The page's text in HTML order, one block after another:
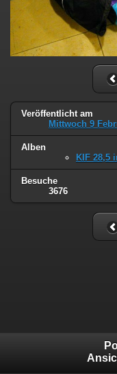
Veröffentlicht am
Mittwoch 9
Alben
KIF 28,5
Besuche
3676